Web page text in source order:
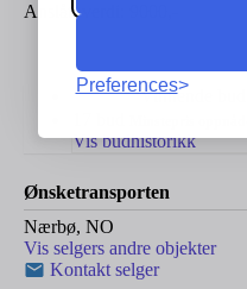
Preferences
Anslått verdi: 9000,-
Solgt Vinnende bud:
Vis budhistorikk
Ønsketransporten
Nærbø, NO
Vis selgers andre objekter
Kontakt selger